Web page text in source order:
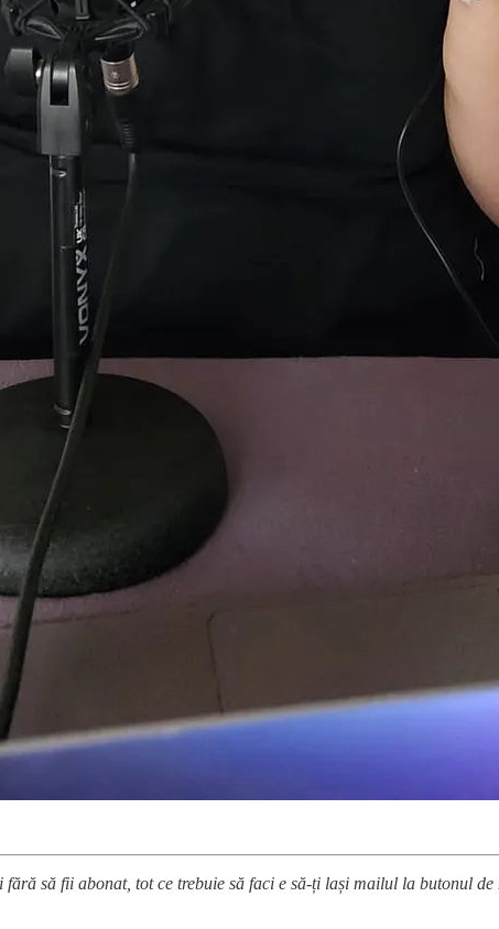
să fii abonat, tot ce trebuie să faci e să-ți lași mailul la butonul